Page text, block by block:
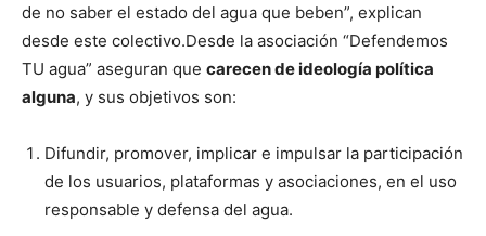
de no saber el estado del agua que beben”, explican
desde este colectivo.Desde la asociación “Defendemos
TU agua” aseguran que carecen de ideología política
alguna, y sus objetivos son:
Difundir, promover, implicar e impulsar la participación
de los usuarios, plataformas y asociaciones, en el uso
responsable y defensa del agua.